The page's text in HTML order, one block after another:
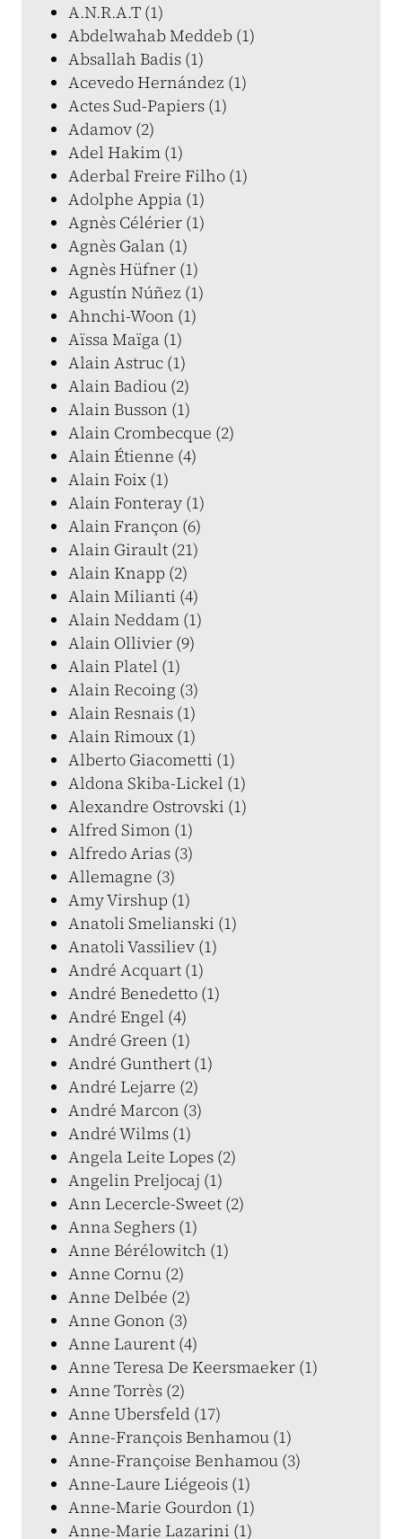
A.N.R.A.T (1)
Abdelwahab Meddeb (1)
Absallah Badis (1)
Acevedo Hernández (1)
Actes Sud-Papiers (1)
Adamov (2)
Adel Hakim (1)
Aderbal Freire Filho (1)
Adolphe Appia (1)
Agnès Célérier (1)
Agnès Galan (1)
Agnès Hüfner (1)
Agustín Núñez (1)
Ahnchi-Woon (1)
Aïssa Maïga (1)
Alain Astruc (1)
Alain Badiou (2)
Alain Busson (1)
Alain Crombecque (2)
Alain Étienne (4)
Alain Foix (1)
Alain Fonteray (1)
Alain Françon (6)
Alain Girault (21)
Alain Knapp (2)
Alain Milianti (4)
Alain Neddam (1)
Alain Ollivier (9)
Alain Platel (1)
Alain Recoing (3)
Alain Resnais (1)
Alain Rimoux (1)
Alberto Giacometti (1)
Aldona Skiba-Lickel (1)
Alexandre Ostrovski (1)
Alfred Simon (1)
Alfredo Arias (3)
Allemagne (3)
Amy Virshup (1)
Anatoli Smelianski (1)
Anatoli Vassiliev (1)
André Acquart (1)
André Benedetto (1)
André Engel (4)
André Green (1)
André Gunthert (1)
André Lejarre (2)
André Marcon (3)
André Wilms (1)
Angela Leite Lopes (2)
Angelin Preljocaj (1)
Ann Lecercle-Sweet (2)
Anna Seghers (1)
Anne Bérélowitch (1)
Anne Cornu (2)
Anne Delbée (2)
Anne Gonon (3)
Anne Laurent (4)
Anne Teresa De Keersmaeker (1)
Anne Torrès (2)
Anne Ubersfeld (17)
Anne-François Benhamou (1)
Anne-Françoise Benhamou (3)
Anne-Laure Liégeois (1)
Anne-Marie Gourdon (1)
Anne-Marie Lazarini (1)